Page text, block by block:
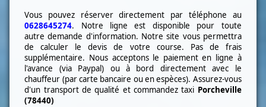
Vous pouvez réserver directement par téléphone au
0628645274. Notre ligne est disponible pour toute
autredemande d'information. Notre site vous permettra
de calculer le devis de votre course. Pas de frais
supplémentaire. Nous acceptons le paiement en ligne à
l'avance (via Paypal) ou à bord directement avec le
chauffeur (par carte bancaire ou en espèces). Assurez-vous
d'un transport de qualité et commandez taxi Porcheville
(78440)